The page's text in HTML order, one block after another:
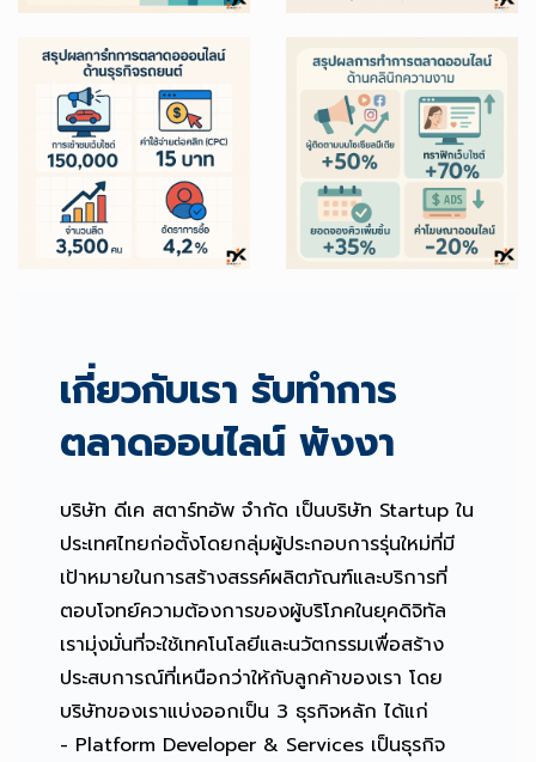
เกี่ยวกับเรา รับทำการ
ตลาดออนไลน์ พังงา
บริษัท ดีเค สตาร์ทอัพ จำกัด เป็นบริษัท Startup ใน
ประเทศไทยก่อตั้งโดยกลุ่มผู้ประกอบการรุ่นใหม่ที่มี
เป้าหมายในการสร้างสรรค์ผลิตภัณฑ์และบริการที่
ตอบโจทย์ความต้องการของผู้บริโภคในยุคดิจิทัล
เรามุ่งมั่นที่จะใช้เทคโนโลยีและนวัตกรรมเพื่อสร้าง
ประสบการณ์ที่เหนือกว่าให้กับลูกค้าของเรา โดย
บริษัทของเราแบ่งออกเป็น 3 ธุรกิจหลัก ได้แก่
- Platform Developer & Services เป็นธุรกิจ